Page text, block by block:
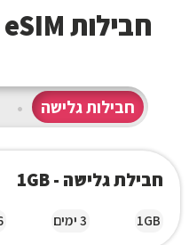
חבילות eSIM מתאימות ליעד
חבילות גלישה •
חבילת גלישה - 1GB
1GB 3 ימים